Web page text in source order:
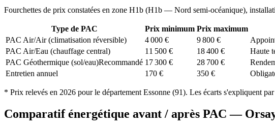
Fourchettes de prix constatées en zone H1b (H1b — Nord semi-océanique),
Type de PAC Prix minimum Prix maximum
PAC Air/Air (climatisation réversible)
4 000 € 9 800 €
PAC Air/Eau (chauffage central)
11 500 € 18 400 €
Haute
PAC Géothermique (sol/eau)Recommandé 17 300 € 28 700 €
Entretien annuel
170 € 350 €
* Prix relevés en 2026 pour le département Essonne (91). Les écarts s'expliquent
Comparatif énergétique avant / après PAC —